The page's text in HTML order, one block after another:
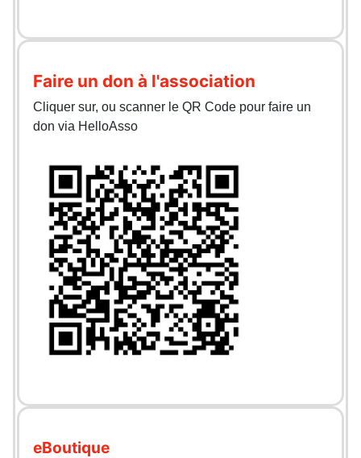
Faire un don à l'association
Cliquer sur, ou scanner le QR Code pour faire un
don via HelloAsso
eBoutique